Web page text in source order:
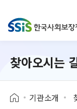
찾아오시는
기관소개